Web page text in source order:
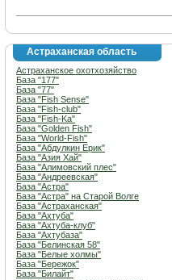
Астраханская область
Астраханское охотхозяйство
База "177"
База "77"
База "Fish Sense"
База "Fish-club"
База "Fish-Ka"
База "Golden Fish"
База "World-Fish"
База "Абдулкин Ерик"
База "Азия Хай"
База "Алимовский плес"
База "Андреевская"
База "Астра"
База "Астра" на Старой Волге
База "Астраханская"
База "Ахтуба"
База "Ахтуба-клуб"
База "Ахтубаза"
База "Белинская 58"
База "Белые холмы"
База "Бережок"
База "Билайт"